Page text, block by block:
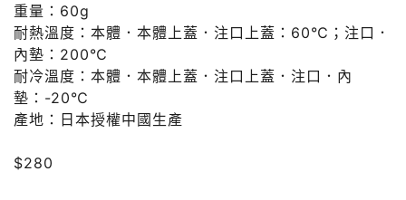
重量：60g
耐熱溫度：本體．本體上蓋．注口上蓋：60℃；注口．
內墊：200℃
耐冷溫度：本體．本體上蓋．注口上蓋．注口．內
墊：-20℃
產地：日本授權中國生產
$280